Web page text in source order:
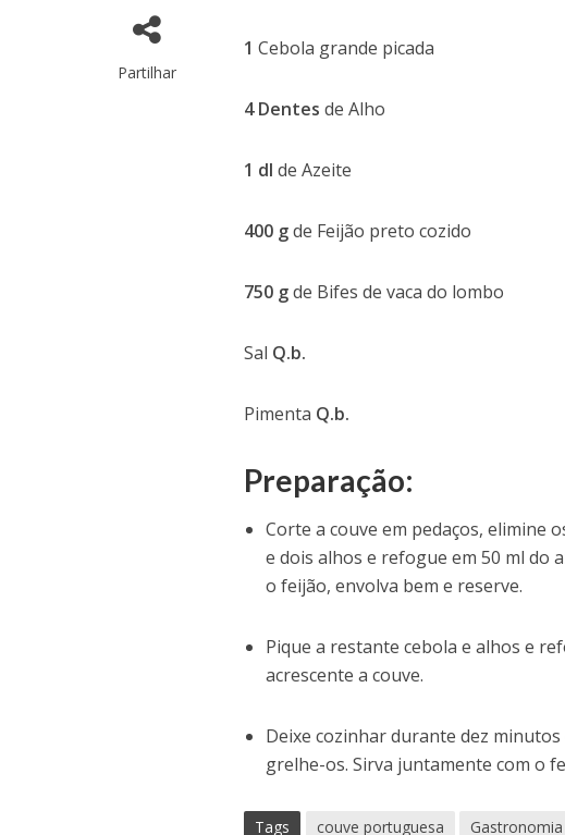
Partilhar
1 Cebola grande picada
4 Dentes de Alho
1 dl de Azeite
400 gde Feijão preto cozido
750 gde Bifes de vaca do lombo
Sal Q.b.
Pimenta Q.b.
Preparação:
Corte a couve em pedaços, elimine
e dois alhos e refogue em 50 ml do
o feijão, envolva bem e reserve.
Pique a restante cebola e alhos e
acrescente a couve.
Deixe cozinhar durante dez
grelhe-os. Sirva juntamente com o
Tags couve portuguesa Gastronomia